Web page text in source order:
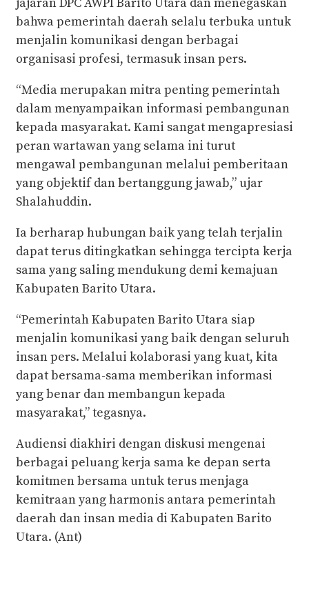
jajaran DPC AWPI Barito Utara dan menegaskan
bahwa pemerintah daerah selalu terbuka untuk
menjalin komunikasi dengan berbagai
organisasi profesi, termasuk insan pers.
“Media merupakan mitra penting pemerintah
dalam menyampaikan informasi pembangunan
kepada masyarakat. Kami sangat mengapresiasi
peran wartawan yang selama ini turut
mengawal pembangunan melalui pemberitaan
yang objektif dan bertanggung jawab,” ujar
Shalahuddin.
Ia berharap hubungan baik yang telah terjalin
dapat terus ditingkatkan sehingga tercipta kerja
sama yang saling mendukung demi kemajuan
Kabupaten Barito Utara.
“Pemerintah Kabupaten Barito Utara siap
menjalin komunikasi yang baik dengan seluruh
insan pers. Melalui kolaborasi yang kuat, kita
dapat bersama-sama memberikan informasi
yang benar dan membangun kepada
masyarakat,” tegasnya.
Audiensi diakhiri dengan diskusi mengenai
berbagai peluang kerja sama ke depan serta
komitmen bersama untuk terus menjaga
kemitraan yang harmonis antara pemerintah
daerah dan insan media di Kabupaten Barito
Utara. (Ant)